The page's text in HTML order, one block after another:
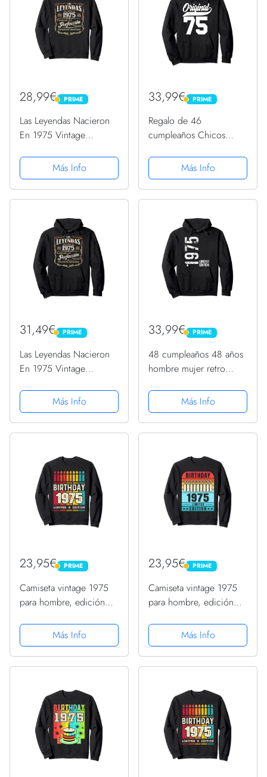
28,99€ PRIME
PRIME
Las Leyendas Nacieron
En 1975 Vintage
SudaderaMás Info
33,99€ PRIME
PRIME
Regalo de 46
cumpleaños Chicos
1975 Sudadera con
Capucha
Más Info
31,49€ PRIME
PRIME
Las Leyendas Nacieron
En 1975 Vintage
Sudadera con Capucha
Más Info
33,99€ PRIME
PRIME
48 cumpleaños 48 años
hombre mujer retro
Sudadera con Capucha
Más Info
23,95€ PRIME
PRIME
Camiseta vintage 1975
para hombre, edición
1975 Sudadera
Más Info
23,95€ PRIME
PRIME
Camiseta vintage 1975
para hombre, edición
1975 Sudadera
Más Info